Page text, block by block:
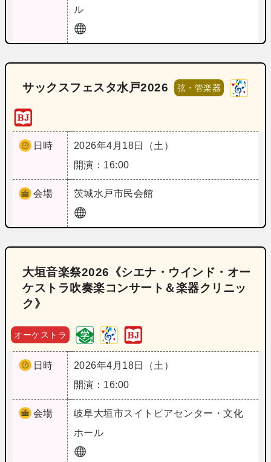
ル
サックスフェスタ水戸2026 弦・管楽器
日時
2026年4月18日（土）
開演：16:00
会場 茨城水戸市民会館
大垣音楽祭2026《シエナ・ウインド・オー
ケストラ吹奏楽コンサート＆楽器クリニッ
ク》
オーケストラ
日時
2026年4月18日（土）
開演：16:00
会場 岐阜大垣市スイトピアセンター・文化
ホール